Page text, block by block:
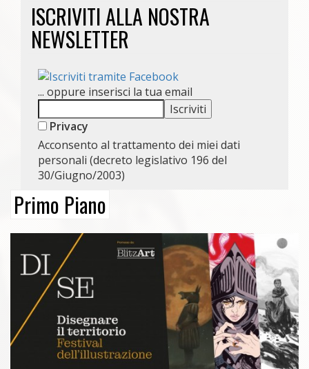
ISCRIVITI ALLA NOSTRA
NEWSLETTER
... oppure inserisci la tua email
Privacy
Acconsento al trattamento dei miei dati
personali (decreto legislativo 196 del
30/Giugno/2003)
Primo Piano